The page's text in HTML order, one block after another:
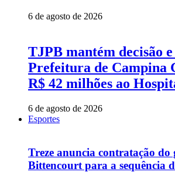
6 de agosto de 2026
TJPB mantém decisão
Prefeitura de Campina
R$ 42 milhões ao
6 de agosto de 2026
Esportes
Treze anuncia contratação
Bittencourt para a sequência